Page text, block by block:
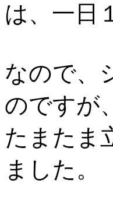
は、一日
なので、
のですが、
たまたま
ました。